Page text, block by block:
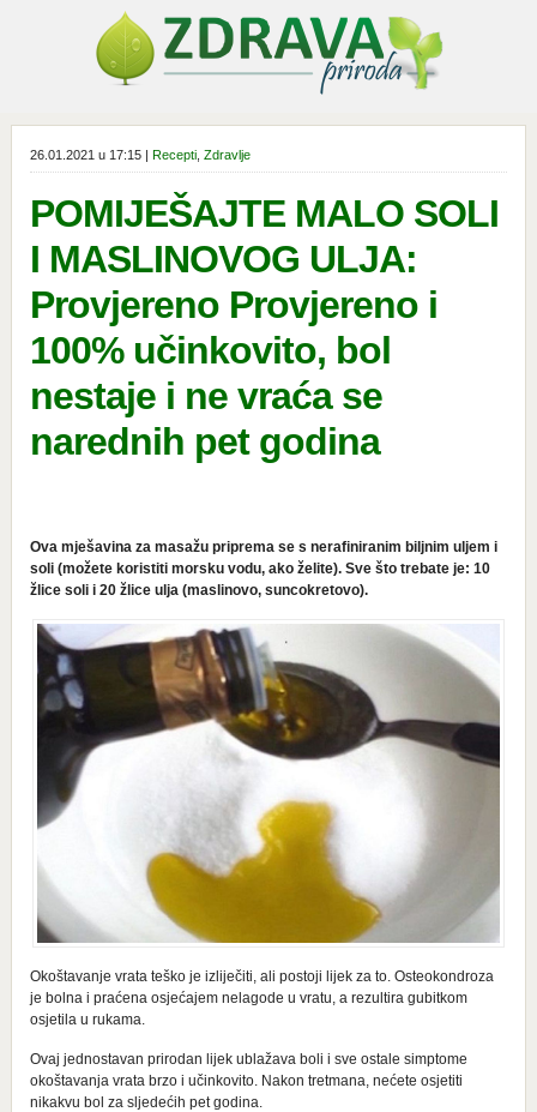
26.01.2021 u 17:15 | Recepti, Zdravlje
POMIJEŠAJTE MALO SOLI
I MASLINOVOG ULJA:
Provjereno Provjereno i
100% učinkovito, bol
nestaje i ne vraća se
narednih pet godina
Ova mješavina za masažu priprema se s nerafiniranim biljnim uljem i
soli (možete koristiti morsku vodu, ako želite). Sve što trebate je: 10
žlice soli i 20 žlice ulja (maslinovo, suncokretovo).
Okoštavanje vrata teško je izliječiti, ali postoji lijek za to. Osteokondroza
je bolna i praćena osjećajem nelagode u vratu, a rezultira gubitkom
osjetila u rukama.
Ovaj jednostavan prirodan lijek ublažava boli i sve ostale simptome
okoštavanja vrata brzo i učinkovito. Nakon tretmana, nećete osjetiti
nikakvu bol za sljedećih pet godina.